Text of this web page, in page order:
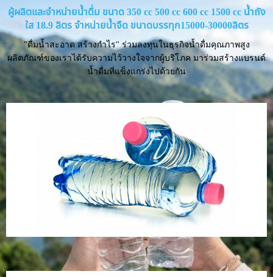
ผู้ผลิตและจำหน่ายน้ำดื่ม ขนาด 350 cc 500 cc 600 cc 1500 cc น้ำถัง
ใส 18.9 ลิตร จำหน่ายน้ำจืด ขนาดบรรทุก15000-30000ลิตร
"ดื่มน้ำสะอาด สร้างกำไร" ร่วมลงทุนในธุรกิจน้ำดื่มคุณภาพสูง
ผลิตภัณฑ์ของเราได้รับความไว้วางใจจากผู้บริโภค มาร่วมสร้างแบรนด์
น้ำดื่มที่แข็งแกร่งไปด้วยกัน